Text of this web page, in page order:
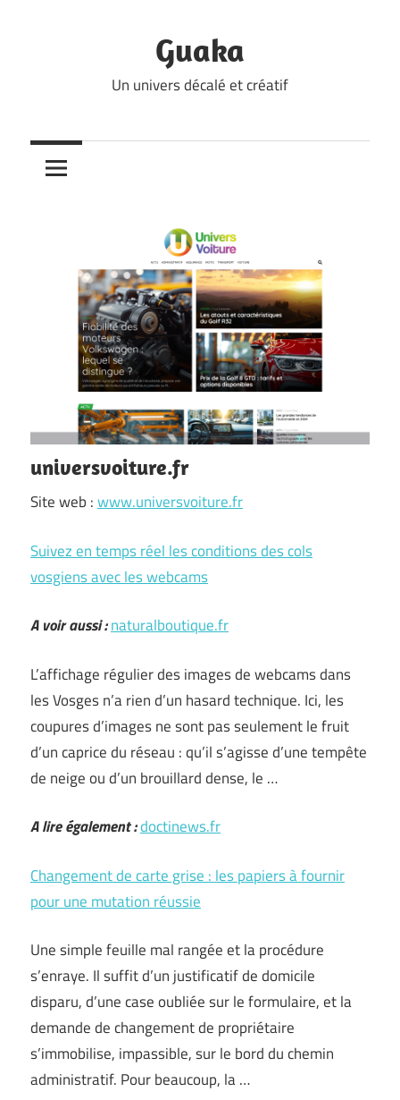
Guaka
Un univers décalé et créatif
universvoiture.fr
Site web :www.universvoiture.fr
Suivez en temps réel les conditions des cols
vosgiens avec les webcams
A voir aussi :naturalboutique.fr
L’affichage régulier des images de webcams dans
les Vosges n’a rien d’un hasard technique. Ici, les
coupures d’images ne sont pas seulement le fruit
d’un caprice du réseau : qu’il s’agisse d’une tempête
de neige ou d’un brouillard dense, le …
A lire également :doctinews.fr
Changement de carte grise : les papiers à fournir
pour une mutation réussie
Une simple feuille mal rangée et la procédure
s’enraye. Il suffit d’un justificatif de domicile
disparu, d’une case oubliée sur le formulaire, et la
demande de changement de propriétaire
s’immobilise, impassible, sur le bord du chemin
administratif. Pour beaucoup, la …